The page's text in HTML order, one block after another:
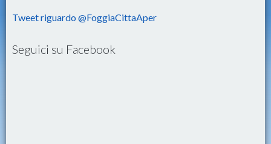
Tweet riguardo @FoggiaCittaAper
Seguici su Facebook